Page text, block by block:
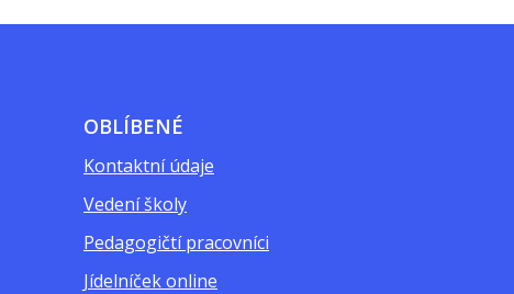
OBLÍBENÉ
Kontaktní údaje
Vedení školy
Pedagogičtí pracovníci
Jídelníček online